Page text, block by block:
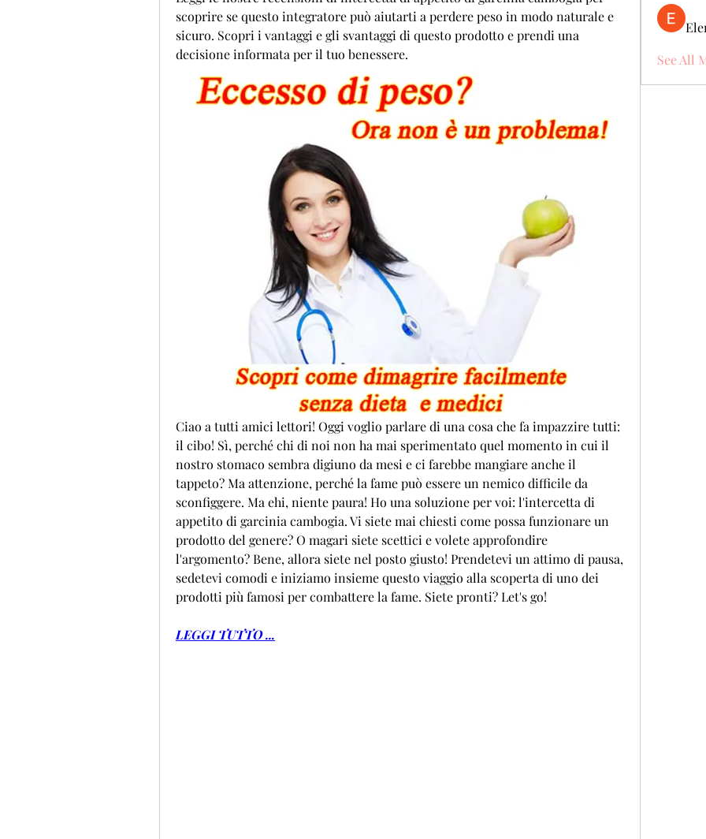
scoprire se questo integratore può aiutarti a perdere peso in modo naturale e
sicuro. Scopri i vantaggi e gli svantaggi di questo prodotto e prendi una
decisione informata per il tuo benessere.
Ciao a tutti amici lettori! Oggi voglio parlare di una cosa che fa impazzire tutti:
il cibo! Sì, perché chi di noi non ha mai sperimentato quel momento in cui il
nostro stomaco sembra digiuno da mesi e ci farebbe mangiare anche il
tappeto? Ma attenzione, perché la fame può essere un nemico difficile da
sconfiggere. Ma ehi, niente paura! Ho una soluzione per voi: l'intercetta di
appetito di garcinia cambogia. Vi siete mai chiesti come possa funzionare un
prodotto del genere? O magari siete scettici e volete approfondire
l'argomento? Bene, allora siete nel posto giusto! Prendetevi un attimo di pausa,
sedetevi comodi e iniziamo insieme questo viaggio alla scoperta di uno dei
prodotti più famosi per combattere la fame. Siete pronti? Let's go!
LEGGI TUTTO ...
See All